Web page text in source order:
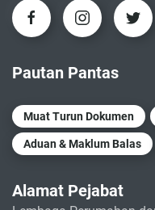
Pautan Pantas
Muat Turun Dokumen
Aduan & Maklum Balas
Alamat Pejabat